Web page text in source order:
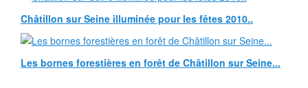
Châtillon sur Seine illuminée pour les fêtes 2010..
Les bornes forestières en forêt de Châtillon sur Seine...